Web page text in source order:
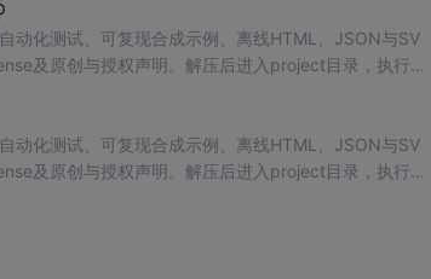
动化测试、可复现合成示例、离线HTML、JSON与SV
及原创与授权声明。解压后进入project目录，执行np
工程、测试审计和课程实践。
动化测试、可复现合成示例、离线HTML、JSON与SV
及原创与授权声明。解压后进入project目录，执行np
工程、测试审计和课程实践。